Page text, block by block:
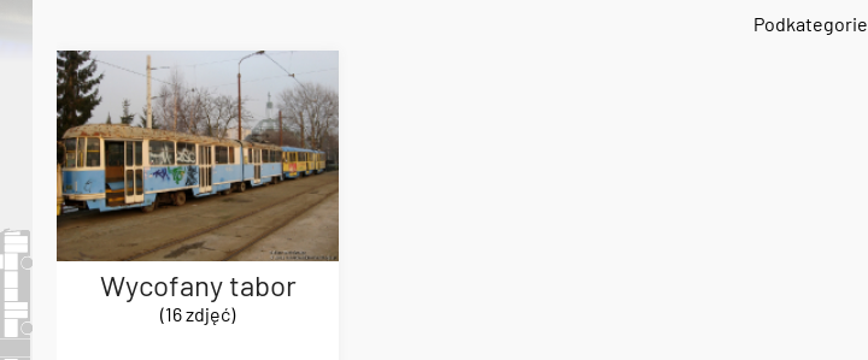
Podkategorie
Wycofany tabor
(16 zdjęć)